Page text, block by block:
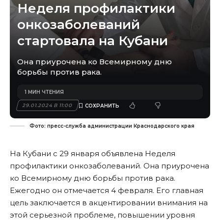
Неделя профилактики
онкозаболеваний
стартовала на Кубани
Она приурочена ко Всемирному дню
борьбы против рака.
29.01.2024 В 11:00
1 МИН ЧТЕНИЯ
Фото: пресс-служба администрации Краснодарского края
На Кубани с 29 января объявлена Неделя
профилактики онкозаболеваний. Она приурочена
ко Всемирному дню борьбы против рака.
Ежегодно он отмечается 4 февраля. Его главная
цель заключается в акцентировании внимания на
этой серьезной проблеме, повышении уровня